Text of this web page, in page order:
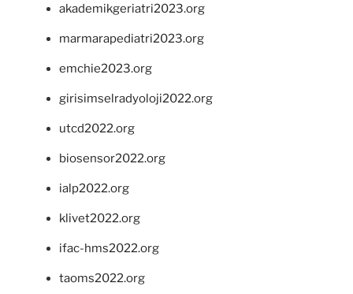
akademikgeriatri2023.org
marmarapediatri2023.org
emchie2023.org
girisimselradyoloji2022.org
utcd2022.org
biosensor2022.org
ialp2022.org
klivet2022.org
ifac-hms2022.org
taoms2022.org